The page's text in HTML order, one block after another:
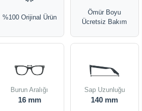
%100 Orijinal Ürün
Ömür Boyu
Ücretsiz Bakım
Burun Aralığı
16 mm
Sap Uzunluğu
140 mm